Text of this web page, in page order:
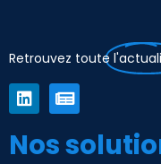
Retrouvez toute
Nos